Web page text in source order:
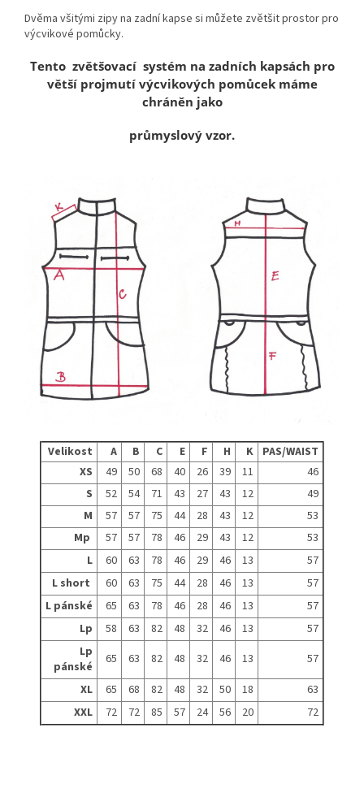
Dvěma všitými zipy na zadní kapse si můžete zvětšit prostor pro
výcvikové pomůcky.
Tento zvětšovací systém na zadních kapsách pro
větší projmutí výcvikových pomůcek máme
chráněn jako
průmyslový vzor.
Velikost A B C E F H K PAS/WAIST
XS
49 50 68 40 26 39 11
46
S
52 54 71 43 27 43 12
49
M
57 57 75 44 28 43 12
53
Mp
57 57 78 46 29 43 12
53
L
60 63 78 46 29 46 13
57
L short
60 63 75 44 28 46 13
57
L pánské
65 63 78 46 28 46 13
57
Lp
58 63 82 48 32 46 13
57
Lp
pánské
65 63 82 48 32 46 13
57
XL
65 68 82 48 32 50 18
63
XXL
72 72 85 57 24 56 20 72